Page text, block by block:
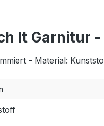
It Garnitur -
- Material: